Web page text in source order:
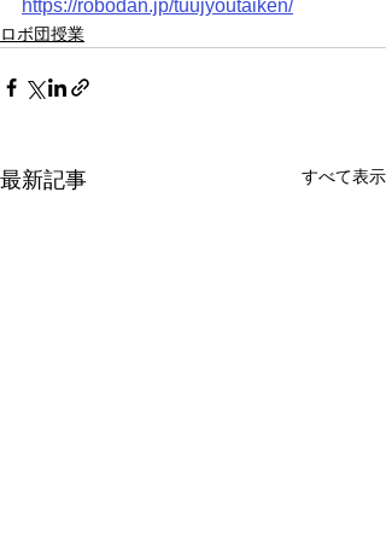
https://robodan.jp/tuujyoutaiken/
ロボ団授業
最新記事 すべて表示